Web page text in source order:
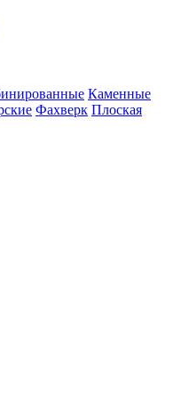
Каменные
Фахверк Плоская